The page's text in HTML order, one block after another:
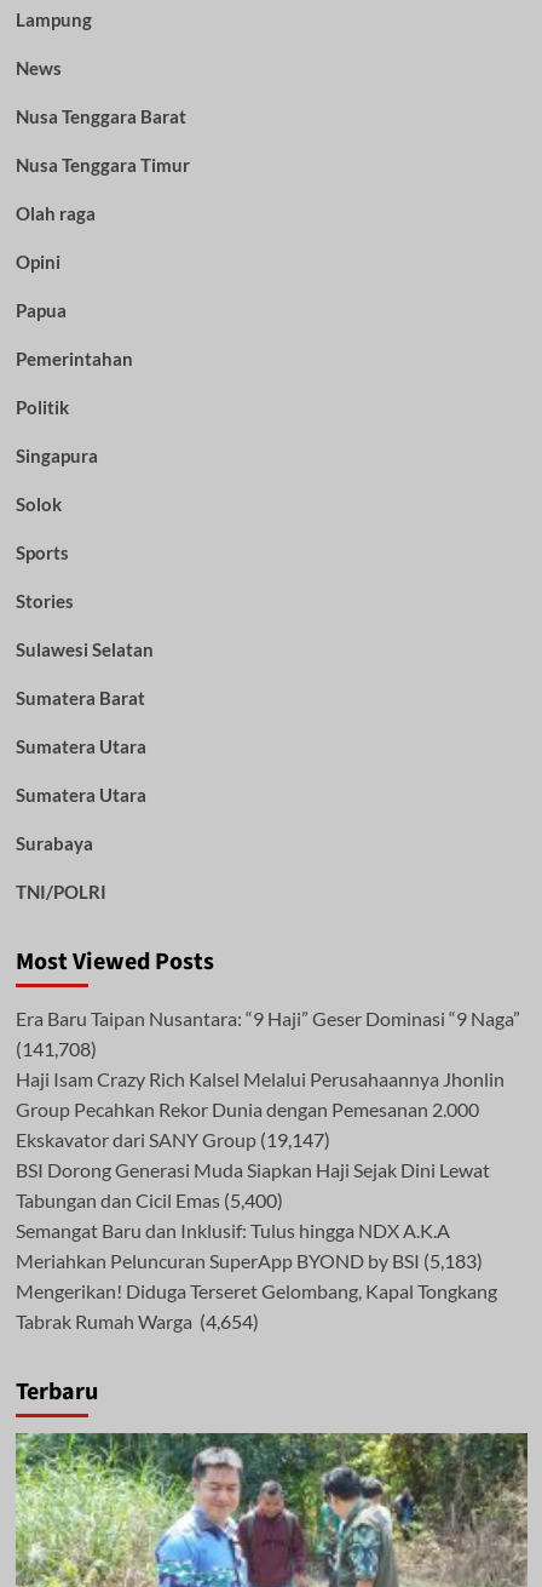
Lampung
News
Nusa Tenggara Barat
Nusa Tenggara Timur
Olah raga
Opini
Papua
Pemerintahan
Politik
Singapura
Solok
Sports
Stories
Sulawesi Selatan
Sumatera Barat
Sumatera Utara
Sumatera Utara
Surabaya
TNI/POLRI
Most Viewed Posts
Era Baru Taipan Nusantara: “9 Haji” Geser Dominasi “9 Naga”
(141,708)
Haji Isam Crazy Rich Kalsel Melalui Perusahaannya Jhonlin
Group Pecahkan Rekor Dunia dengan Pemesanan 2.000
Ekskavator dari SANY Group (19,147)
BSI Dorong Generasi Muda Siapkan Haji Sejak Dini Lewat
Tabungan dan Cicil Emas (5,400)
Semangat Baru dan Inklusif: Tulus hingga NDX A.K.A
Meriahkan Peluncuran SuperApp BYOND by BSI (5,183)
Mengerikan! Diduga Terseret Gelombang, Kapal Tongkang
Tabrak Rumah Warga (4,654)
Terbaru